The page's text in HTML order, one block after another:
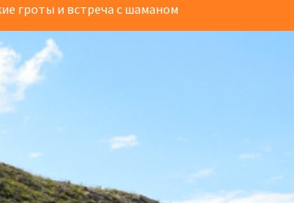
гроты и встреча с шаманом